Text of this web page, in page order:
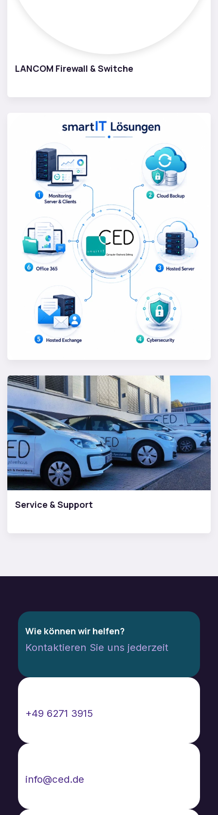
LANCOM Firewall & Switche
MSP Lösungen
Service & Support
Wie können wir helfen?
Kontaktieren Sie uns jederzeit
+49 6271 3915
info@ced.de